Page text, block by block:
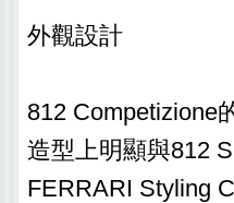
外觀設計
812 Competizione
造型上明顯與812
FERRARI Styling